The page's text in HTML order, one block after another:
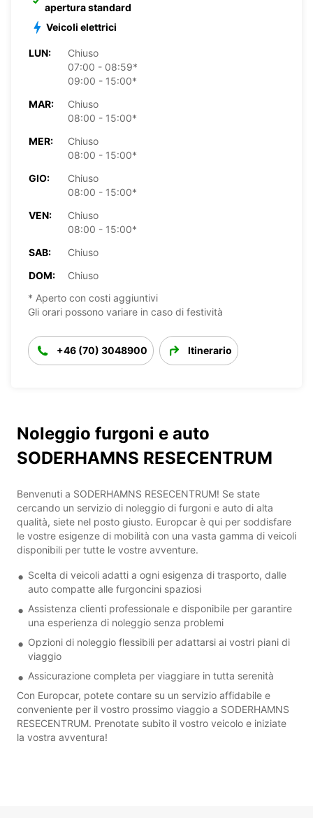
apertura standard
Veicoli elettrici
LUN:
Chiuso
07:00 - 08:59*
09:00 - 15:00*
MAR:
Chiuso
08:00 - 15:00*
MER:
Chiuso
08:00 - 15:00*
GIO:
Chiuso
08:00 - 15:00*
VEN:
Chiuso
08:00 - 15:00*
SAB:
Chiuso
DOM:
Chiuso
* Aperto con costi aggiuntivi
Gli orari possono variare in caso di festività
+46 (70) 3048900 Itinerario
Noleggio furgoni e auto
SODERHAMNS RESECENTRUM
Benvenuti a SODERHAMNS RESECENTRUM! Se state
cercando un servizio di noleggio di furgoni e auto di alta
qualità, siete nel posto giusto. Europcar è qui per soddisfare
le vostre esigenze di mobilità con una vasta gamma di veicoli
disponibili per tutte le vostre avventure.
Scelta di veicoli adatti a ogni esigenza di trasporto, dalle
auto compatte alle furgoncini spaziosi
Assistenza clienti professionale e disponibile per garantire
una esperienza di noleggio senza problemi
Opzioni di noleggio flessibili per adattarsi ai vostri piani di
viaggio
Assicurazione completa per viaggiare in tutta serenità
Con Europcar, potete contare su un servizio affidabile e
conveniente per il vostro prossimo viaggio a SODERHAMNS
RESECENTRUM. Prenotate subito il vostro veicolo e iniziate
la vostra avventura!